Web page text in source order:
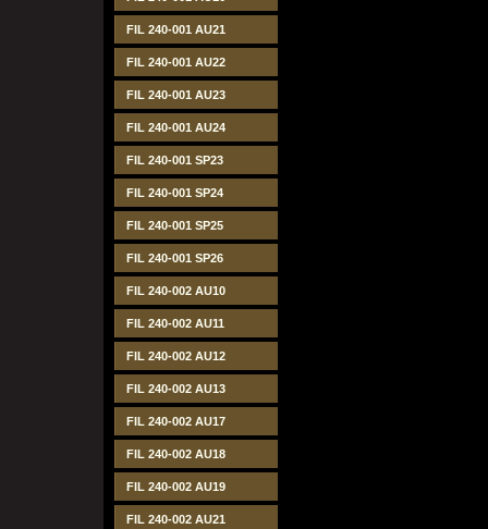
FIL 240-001 AU21
FIL 240-001 AU22
FIL 240-001 AU23
FIL 240-001 AU24
FIL 240-001 SP23
FIL 240-001 SP24
FIL 240-001 SP25
FIL 240-001 SP26
FIL 240-002 AU10
FIL 240-002 AU11
FIL 240-002 AU12
FIL 240-002 AU13
FIL 240-002 AU17
FIL 240-002 AU18
FIL 240-002 AU19
FIL 240-002 AU21